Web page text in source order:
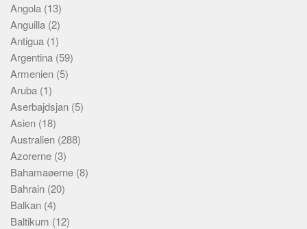
Angola (13)
Anguilla (2)
Antigua (1)
Argentina (59)
Armenien (5)
Aruba (1)
Aserbajdsjan (5)
Asien (18)
Australien (288)
Azorerne (3)
Bahamaøerne (8)
Bahrain (20)
Balkan (4)
Baltikum (12)